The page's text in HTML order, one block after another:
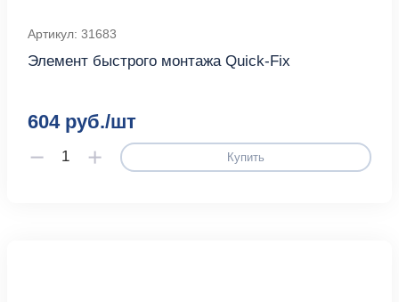
Артикул: 31683
Элемент быстрого монтажа Quick-Fix
604 руб./шт
Купить